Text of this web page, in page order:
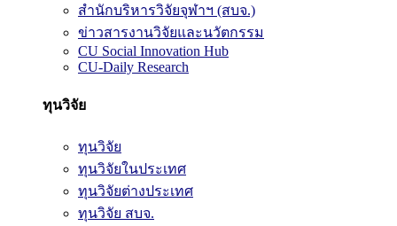
สำนักบริหารวิจัยจุฬาฯ (สบจ.)
ข่าวสารงานวิจัยและนวัตกรรม
CU Social Innovation Hub
CU-Daily Research
ทุนวิจัย
ทุนวิจัย
ทุนวิจัยในประเทศ
ทุนวิจัยต่างประเทศ
ทุนวิจัย สบจ.